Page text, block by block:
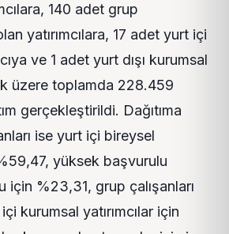
140 adet grup
yatırımcılara, 17 adet yurt içi
ve 1 adet yurt dışı kurumsal
üzere toplamda 228.459
gerçekleştirildi. Dağıtıma
ise yurt içi bireysel
yüksek başvurulu
için %23,31, grup çalışanları
kurumsal yatırımcılar için